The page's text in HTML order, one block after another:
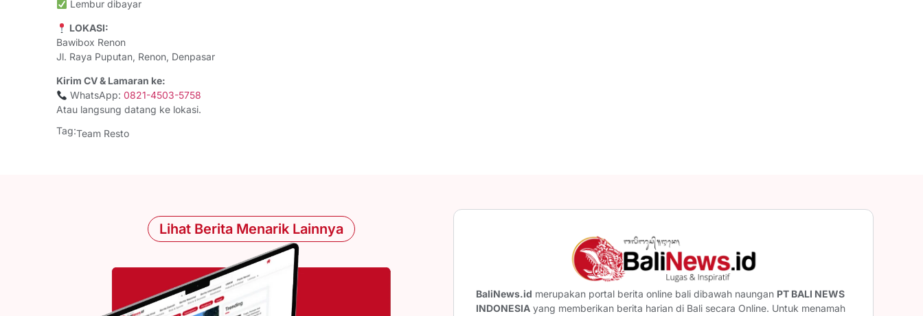
Lembur dibayar
LOKASI:
Bawibox Renon
Jl. Raya Puputan, Renon, Denpasar
Kirim CV & Lamaran ke:
WhatsApp: 0821-4503-5758
Atau langsung datang ke lokasi.
Tag:Team Resto
Lihat Berita Menarik Lainnya
BaliNews.id merupakan portal berita online bali dibawah naungan PT BALI NEWS
INDONESIA yang memberikan berita harian di Bali secara Online. Untuk menamah